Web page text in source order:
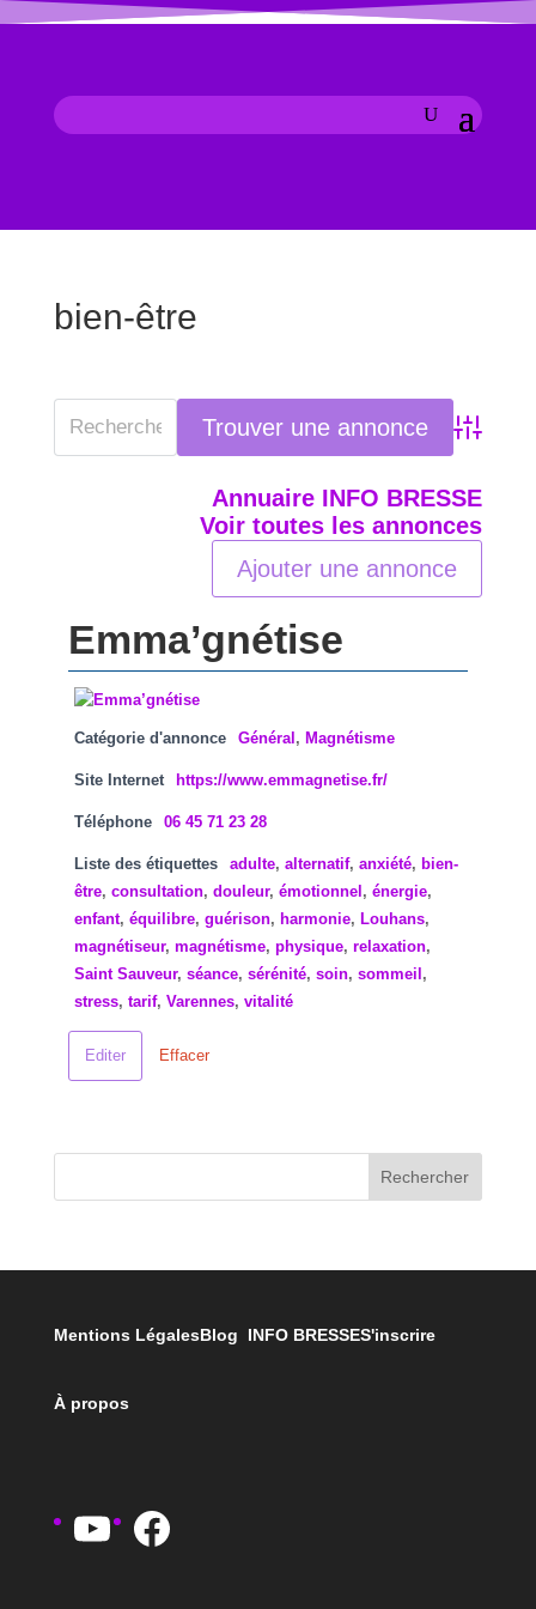
bien-être
Annuaire INFO BRESSE
Voir toutes les annonces
Ajouter une annonce
Emma’gnétise
Catégorie d'annonce Général , Magnétisme
Site Internet https://www.emmagnetise.fr/
Téléphone 06 45 71 23 28
Liste des étiquettes adulte, alternatif, anxiété, bien-
être, consultation, douleur, émotionnel , énergie,
enfant, équilibre, guérison, harmonie, Louhans,
magnétiseur, magnétisme, physique, relaxation,
Saint Sauveur, séance, sérénité, soin, sommeil ,
stress, tarif, Varennes, vitalité
Editer Effacer
Rechercher
Mentions LégalesBlog INFO BRESSES'inscrire
À propos
YouTube
Facebook